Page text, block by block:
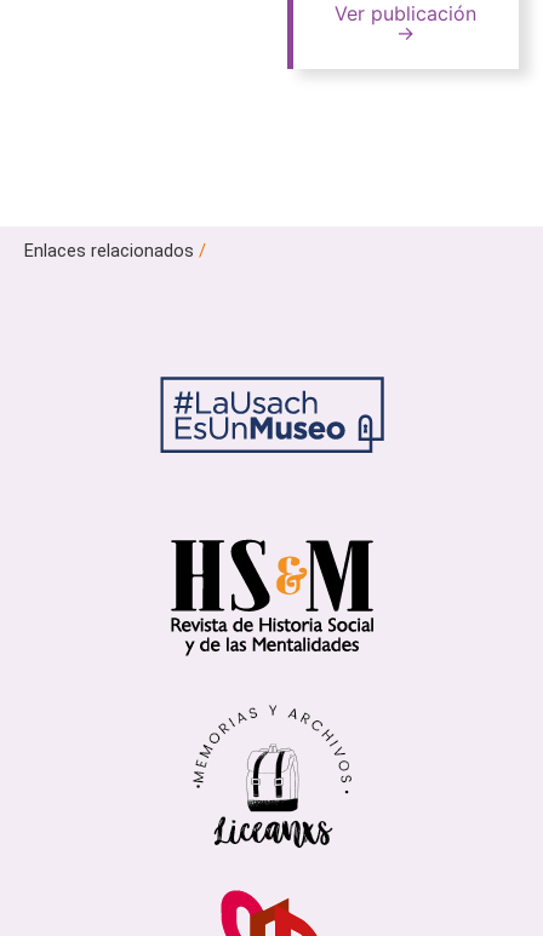
Ver publicación
→
Enlaces relacionados /